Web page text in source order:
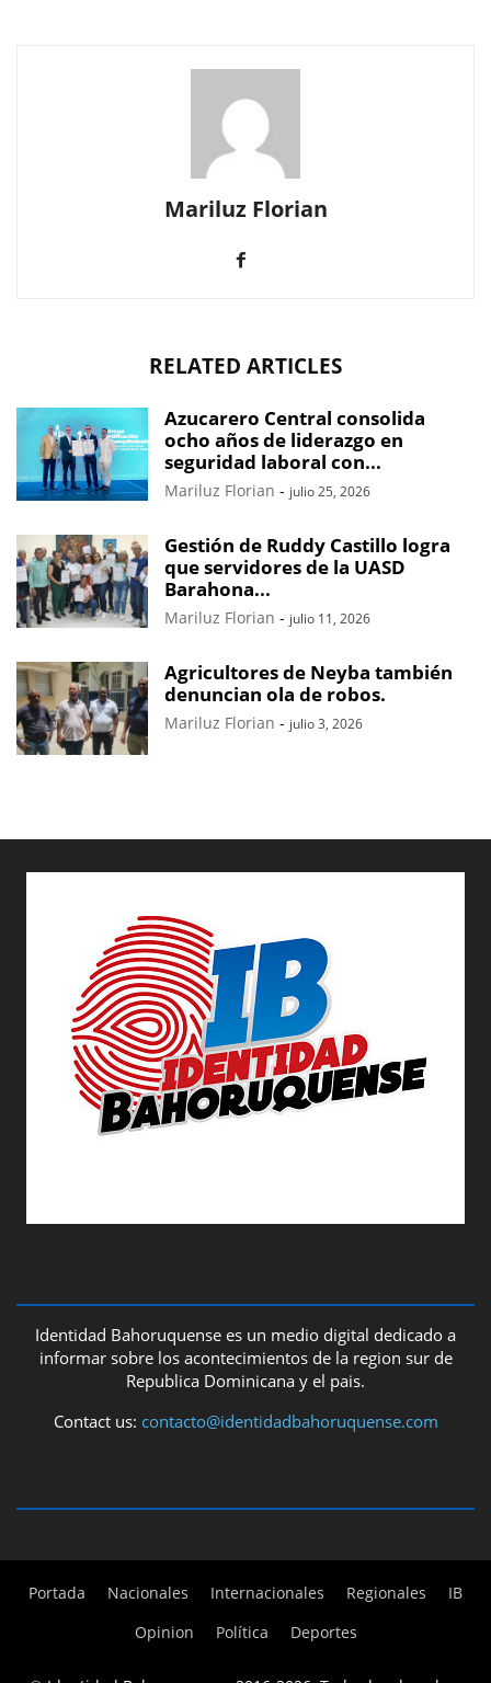
Mariluz Florian
RELATED ARTICLES
Azucarero Central consolida
ocho años de liderazgo en
seguridad laboral con...
Mariluz Florian - julio 25, 2026
Gestión de Ruddy Castillo logra
que servidores de la UASD
Barahona...
Mariluz Florian - julio 11, 2026
Agricultores de Neyba también
denuncian ola de robos.
Mariluz Florian - julio 3, 2026
Identidad Bahoruquense es un medio digital dedicado a
informar sobre los acontecimientos de la region sur de
Republica Dominicana y el pais.
Contact us: contacto@identidadbahoruquense.com
Portada Nacionales Internacionales Regionales
IB
Opinion
Política Deportes